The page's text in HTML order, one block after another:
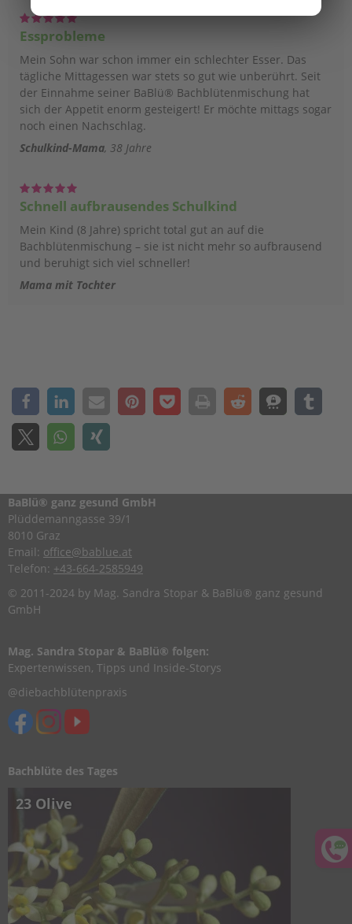
Essprobleme
Mein Sohn war schon immer ein schlechter Esser. Das
tägliche Mittagessen war stets so gut wie unberührt. Seit
der Einnahme seiner BaBlü® Bachblütenmischung hat
sich der Appetit enorm gesteigert! Er möchte mittags sogar
noch einen Nachschlag.
Schulkind-Mama 38 Jahre
Schnell aufbrausendes Schulkind
Mein Kind (8 Jahre) spricht total gut an auf die
Bachblütenmischung – sie ist nicht mehr so aufbrausend
und beruhigt sich viel schneller!
Mama mit Tochter
BaBlü® ganz gesund GmbH
Plüddemanngasse 39/1
8010 Graz
Email: office@bablue.at
Telefon: +43-664-2585949
© 2011-2024 by Mag. Sandra Stopar & BaBlü® ganz gesund
GmbH
Mag. Sandra Stopar & BaBlü® folgen:
Expertenwissen, Tipps und Inside-Storys
@diebachblütenpraxis
Bachblüte des Tages
23 Olive